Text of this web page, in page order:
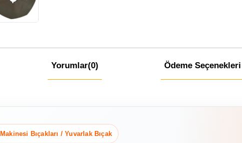
Yorumlar(0) Ödeme Seçenekleri
Bıçakları / Yuvarlak Bıçak